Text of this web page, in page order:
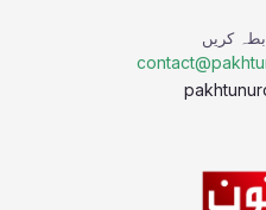
کریں